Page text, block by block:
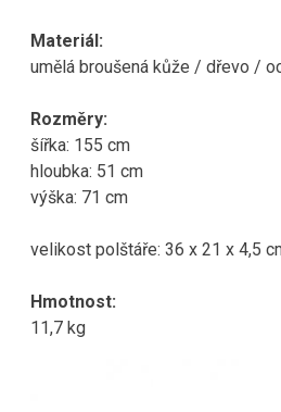
Materiál:
umělá broušená kůže / dřevo /
Rozměry:
šířka: 155 cm
hloubka: 51 cm
výška: 71 cm
velikost polštáře: 36 x 21 x 4,5
Hmotnost:
11,7 kg